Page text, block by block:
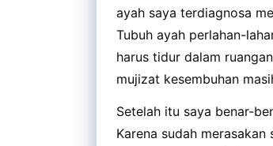
ayah saya terdiagnosa
Tubuh ayah perlahan-
harus tidur dalam
mujizat kesembuhan
Setelah itu saya benar-
Karena sudah